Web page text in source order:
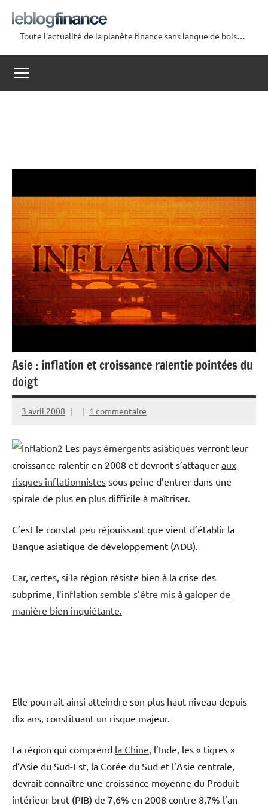
contenu
Le
Blog
Finance
Toute l'actualité de la planète finance sans langue de bois…
Asie : inflation et croissance ralentie pointées du
doigt
3 avril 2008 1 commentaire
Les pays émergents asiatiques verront leur
croissance ralentir en 2008 et devront s’attaquer aux
risques inflationnistes sous peine d’entrer dans une
spirale de plus en plus difficile à maîtriser.
C’est le constat peu réjouissant que vient d’établir la
Banque asiatique de développement (ADB).
Car, certes, si la région résiste bien à la crise des
subprime, l’inflation semble s’être mis à galoper de
manière bien inquiétante.
Elle pourrait ainsi atteindre son plus haut niveau depuis
dix ans, constituant un risque majeur.
La région qui comprend la Chine , l’Inde, les « tigres »
d’Asie du Sud-Est, la Corée du Sud et l’Asie centrale,
devrait connaître une croissance moyenne du Produit
intérieur brut (PIB) de 7,6% en 2008 contre 8,7% l’an